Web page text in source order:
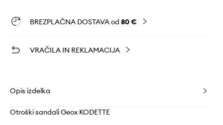
BREZPLAČNA DOSTAVA od 80 €
VRAČILA IN REKLAMACIJA
Opis izdelka
Otroški sandali Geox KODETTE